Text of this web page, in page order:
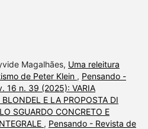
Magalhães, Uma releitura
de Peter Klein , Pensando -
16 n. 39 (2025): VARIA
BLONDEL E LA PROPOSTA DI
SGUARDO CONCRETO E
, Pensando - Revista de